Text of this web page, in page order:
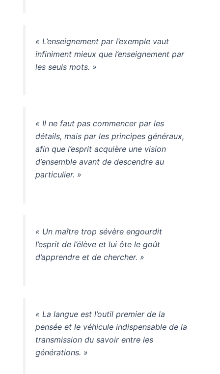
« L’enseignement par l’exemple vaut
infiniment mieux que l’enseignement par
les seuls mots. »
« Il ne faut pas commencer par les
détails, mais par les principes généraux,
afin que l’esprit acquière une vision
d’ensemble avant de descendre au
particulier. »
« Un maître trop sévère engourdit
l’esprit de l’élève et lui ôte le goût
d’apprendre et de chercher. »
« La langue est l’outil premier de la
pensée et le véhicule indispensable de la
transmission du savoir entre les
générations. »